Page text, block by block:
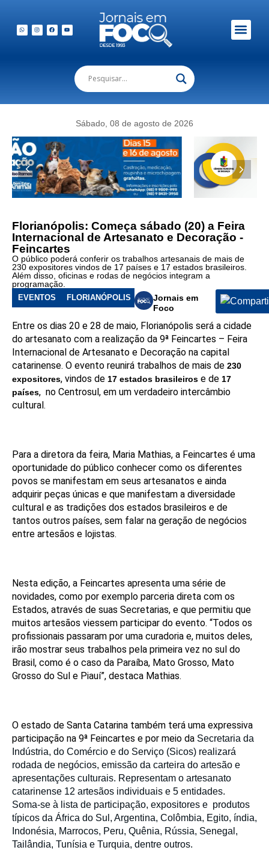
Sábado, 08 de agosto de 2026
Florianópolis: Começa sábado (20) a Feira
Internacional de Artesanato e Decoração -
Feincartes
O público poderá conferir os trabalhos artesanais de mais de
230 expositores vindos de 17 países e 17 estados brasileiros.
Além disso, oficinas e rodas de negócios integram a
programação.
EVENTOS FLORIANÓPOLIS
Jornais em
Foco
Nesta
edição,
a
apresenta
uma
série
de
novidades.
(Foto:
Divulgação)
Entre os dias 20 e 28 de maio, Florianópolis será a cidade
do artesanato com a realização da 9ª Feincartes – Feira
Internacional de Artesanato e Decoração na capital
catarinense. O evento reunirá trabalhos de mais de 230
expositores, vindos de 17 estados brasileiros e de 17
países, no Centrosul, em um verdadeiro intercâmbio
cultural.
Para a diretora da feira, Maria Mathias, a Feincartes é uma
oportunidade do público conhecer como os diferentes
povos se manifestam em seus artesanatos e ainda
adquirir peças únicas e que manifestam a diversidade
cultural e as tradições dos estados brasileiros e de
tantos outros países, sem falar na geração de negócios
entre artesãos e lojistas.
Nesta edição, a Feincartes apresenta uma série de
novidades, como por exemplo parceria direta com os
Estados, através de suas Secretarias, e que permitiu que
muitos artesãos viessem participar do evento. “Todos os
profissionais passaram por uma curadoria e, muitos deles,
irão mostrar seus trabalhos pela primeira vez no sul do
Brasil, como é o caso da Paraíba, Mato Grosso, Mato
Grosso do Sul e Piauí”, destaca Mathias.
O estado de Santa Catarina também terá uma expressiva
participação na 9ª Feincartes e por meio da Secretaria da
Indústria, do Comércio e do Serviço (Sicos) realizará
rodada de negócios, emissão da carteira do artesão e
apresentações culturais. Representam o artesanato
catarinense 12 artesãos individuais e 5 entidades.
Soma-se à lista de participação, expositores e produtos
típicos da África do Sul, Argentina, Colômbia, Egito, índia,
Indonésia, Marrocos, Peru, Quênia, Rússia, Senegal,
Tailândia, Tunísia e Turquia, dentre outros.